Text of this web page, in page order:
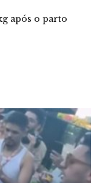
após o parto